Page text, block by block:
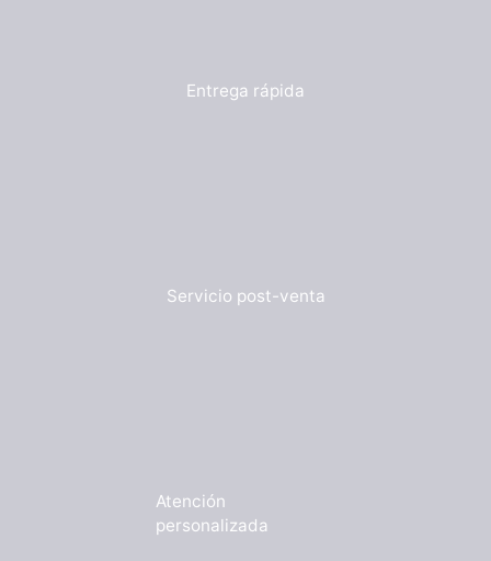
Entrega rápida
Servicio post-venta
Atención
personalizada